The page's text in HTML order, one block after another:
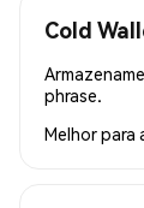
Cold
phrase.
Melhor para